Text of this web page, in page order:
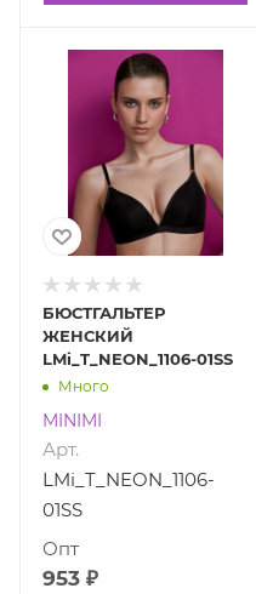
БЮСТГАЛЬТЕР
ЖЕНСКИЙ
LMi_T_NEON_1106-01SS
Много
MINIMI
Арт.
LMi_T_NEON_1106-
01SS
953 ₽
Опт